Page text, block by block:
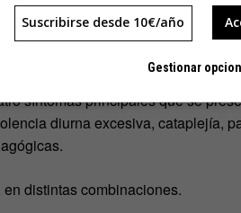
uno, existen varias patologías
De hecho, y durante décadas, los
síntomas principales que se
diurna excesiva, cataplejía,
distintas combinaciones.
Suscribirse desde 10€/año
Gestionar